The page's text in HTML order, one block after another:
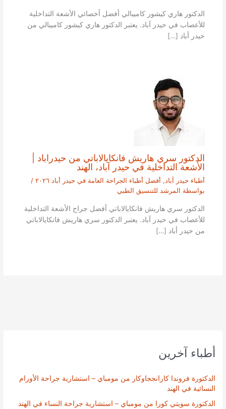
أطباء آخرين
الدكتورة فروندا كارانججاوكار من مومباي – استشارية جراحة الأورام
النسائية في الهند
الدكتورة سويتي كورا من مومباي – استشارية جراحة النساء في الهند
الدكتور هاري كيشور كاميبالي أفضل أخصائي الأشعة التداخلية
للأعصاب في حيدر آباد. يعتبر الدكتور هاري كيشور كاميبالي من
حيدر أباد […]
الدكتور سري هاريش فانكايالاباتي من حيدراباد |
الأشعة التداخلية في حيدر آباد، الهند
أطباء حيدر آباد, أفضل أطباء الجراحة العامة في حيدر أباد ٢٠٢٦
/
بواسطة المرشد للتنسيق الطبي
الدكتور سري هاريش فانكايالاباتي أفضل جراح الأشعة التداخلية
للأعصاب في حيدر آباد. يعتبر الدكتور سري هاريش فانكايالاباتي
من حيدر أباد […]